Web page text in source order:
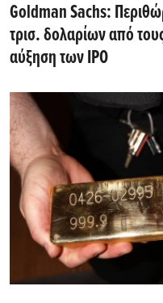
Goldman Sachs:
τρισ. δολαρίων από
αύξηση των IPO